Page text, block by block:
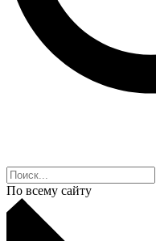
По всему сайту